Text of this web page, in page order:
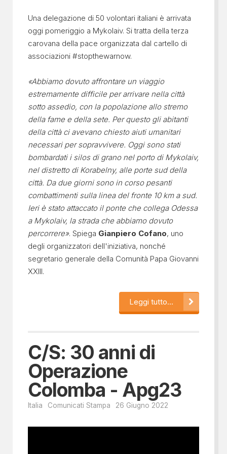
Una delegazione di 50 volontari italiani è arrivata
oggi pomeriggio a Mykolaiv. Si tratta della terza
carovana della pace organizzata dal cartello di
associazioni #stopthewarnow.
«Abbiamo dovuto affrontare un viaggio
estremamente difficile per arrivare nella città
sotto assedio, con la popolazione allo stremo
della fame e della sete. Per questo gli abitanti
della città ci avevano chiesto aiuti umanitari
necessari per sopravvivere. Oggi sono stati
bombardati i silos di grano nel porto di Mykolaiv,
nel distretto di Korabelny, alle porte sud della
città. Da due giorni sono in corso pesanti
combattimenti sulla linea del fronte 10 km a sud.
Ieri è stato attaccato il ponte che collega Odessa
a Mykolaiv, la strada che abbiamo dovuto
percorrere». Spiega Gianpiero Cofano, uno
degli organizzatori dell'iniziativa, nonché
segretario generale della Comunità Papa Giovanni
XXIII.
Leggi tutto...
C/S: 30 anni di
Operazione
Colomba - Apg23
Italia Comunicati Stampa 26 Giugno 2022